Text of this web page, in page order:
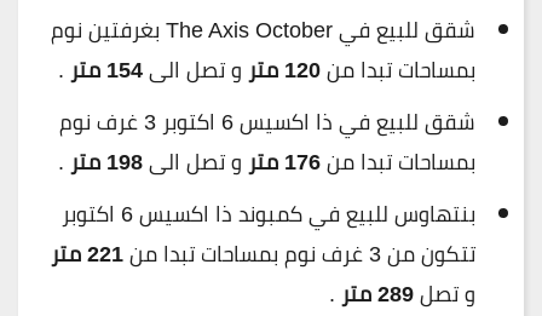
شقق للبيع في The Axis October بغرفتين نوم
بمساحات تبدا من120 متر و تصل الى154 متر
.
شقق للبيع في ذا اكسيس 6 اكتوبر 3 غرف نوم
بمساحات تبدا من176 متر و تصل الى198 متر
.
بنتهاوس للبيع في كمبوند ذا اكسيس 6 اكتوبر
تتكون من 3 غرف نوم بمساحات تبدا من
221 متر
و تصل289 متر .